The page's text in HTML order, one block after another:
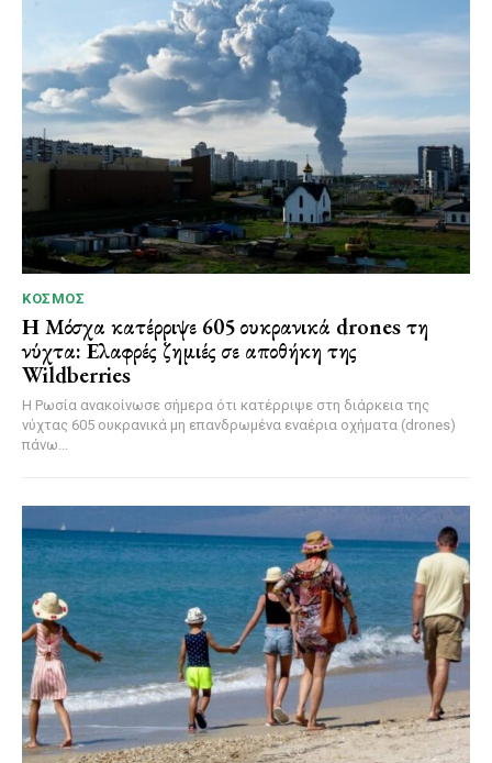
ΚΌΣΜΟΣ
Η Μόσχα κατέρριψε 605 ουκρανικά drones τη
νύχτα: Ελαφρές ζημιές σε αποθήκη της
Wildberries
Η Ρωσία ανακοίνωσε σήμερα ότι κατέρριψε στη διάρκεια της
νύχτας 605 ουκρανικά μη επανδρωμένα εναέρια οχήματα (drones)
πάνω...